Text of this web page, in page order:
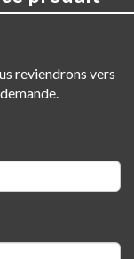
reviendrons vers